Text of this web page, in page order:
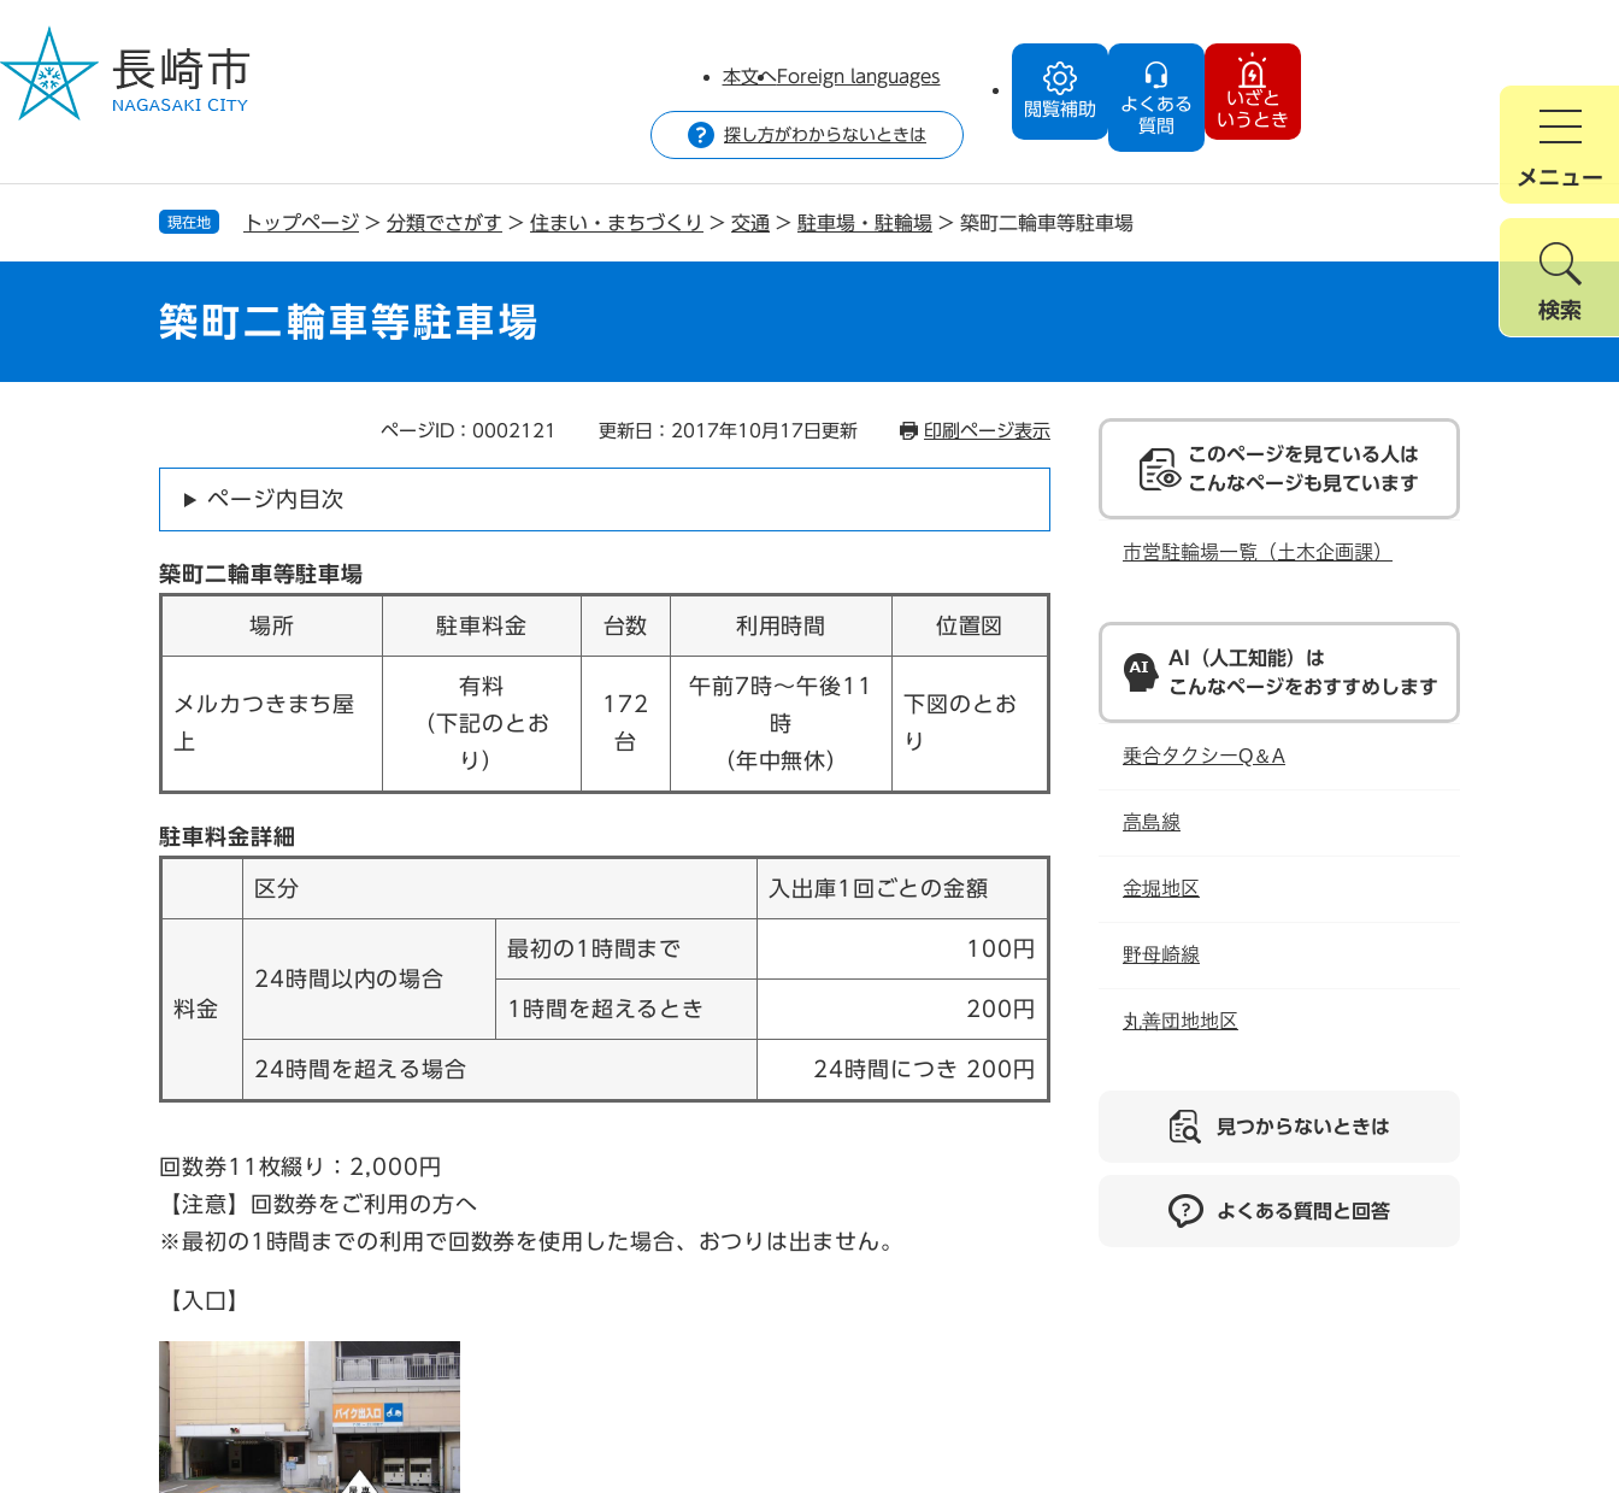
ジ
で
ュ
ば
閲覧補助
よくある
質問
いざと
いうとき
本文へForeign languages
探し方がわからないときは
メニュー
検索
現在地 トップページ > 分類でさがす > 住まい・まちづくり > 交通 > 駐車場・駐輪場 > 築町二輪車等駐車場
築町二輪車等駐車場
ページID：0002121 更新日：2017年10月17日更新 印刷ページ表示
ページ内目次
築町二輪車等駐車場
場所 駐車料金 台数 利用時間 位置図
メルカつきまち屋
上
有料
（下記のとお
り）
172
台
午前7時～午後11
時
（年中無休）
下図のとお
り
駐車料金詳細
区分 入出庫1回ごとの金額
料金
24時間以内の場合
最初の1時間まで 100円
1時間を超えるとき 200円
24時間を超える場合 24時間につき 200円
回数券11枚綴り：2,000円
【注意】回数券をご利用の方へ
※最初の1時間までの利用で回数券を使用した場合、おつりは出ません。
【入口】
このページを見ている人は
こんなページも見ています
市営駐輪場一覧（土木企画課）
AI（人工知能）は
こんなページをおすすめします
乗合タクシーQ＆A
高島線
金堀地区
野母崎線
丸善団地地区
見つからないときは
よくある質問と回答